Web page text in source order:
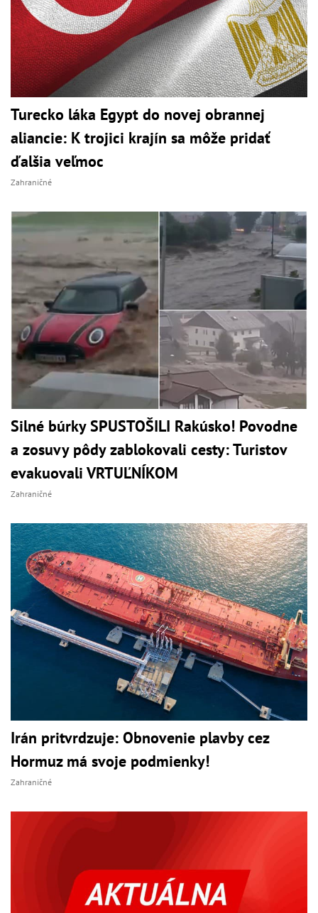
Turecko láka Egypt do novej obrannej
aliancie: K trojici krajín sa môže pridať
ďalšia veľmoc
Zahraničné
Silné búrky SPUSTOŠILI Rakúsko! Povodne
a zosuvy pôdy zablokovali cesty: Turistov
evakuovali VRTUĽNÍKOM
Zahraničné
Irán pritvrdzuje: Obnovenie plavby cez
Hormuz má svoje podmienky!
Zahraničné